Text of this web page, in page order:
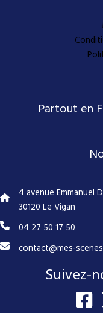
Partout en
4 avenue Emmanuel
30120 Le Vigan
04 27 50 17 50
contact@mes-
Suivez-